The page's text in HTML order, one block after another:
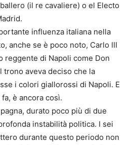
(il re cavaliere) o el Electo
influenza italiana nella
anche se è poco noto, Carlo III
reggente di Napoli come Don
trono aveva deciso che la
i colori giallorossi di Napoli. E
è ancora così.
durato poco più di due
instabilità politica. I sei
durante questo periodo non